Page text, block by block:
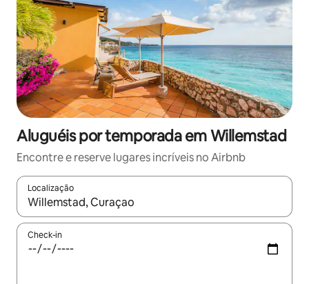
Aluguéis por temporada em Willemstad
Encontre e reserve lugares incríveis no Airbnb
Localização
Quando os resultados estiverem disponíveis, explore-os
Check-in